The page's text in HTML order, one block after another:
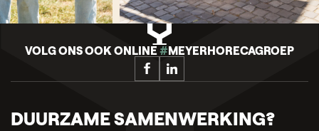
VOLG ONS OOK ONLINE #MEYERHORECAGROEP
DUURZAME SAMENWERKING?